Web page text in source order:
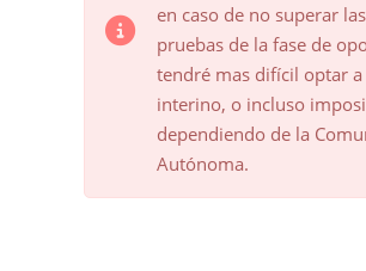
en caso de no superar las
pruebas de la fase de
tendré mas difícil optar a
interino, o incluso
dependiendo de la
Autónoma.